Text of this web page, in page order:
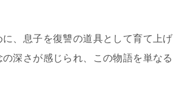
、息子を復讐の道具として育て上げ
深さが感じられ、この物語を単なる